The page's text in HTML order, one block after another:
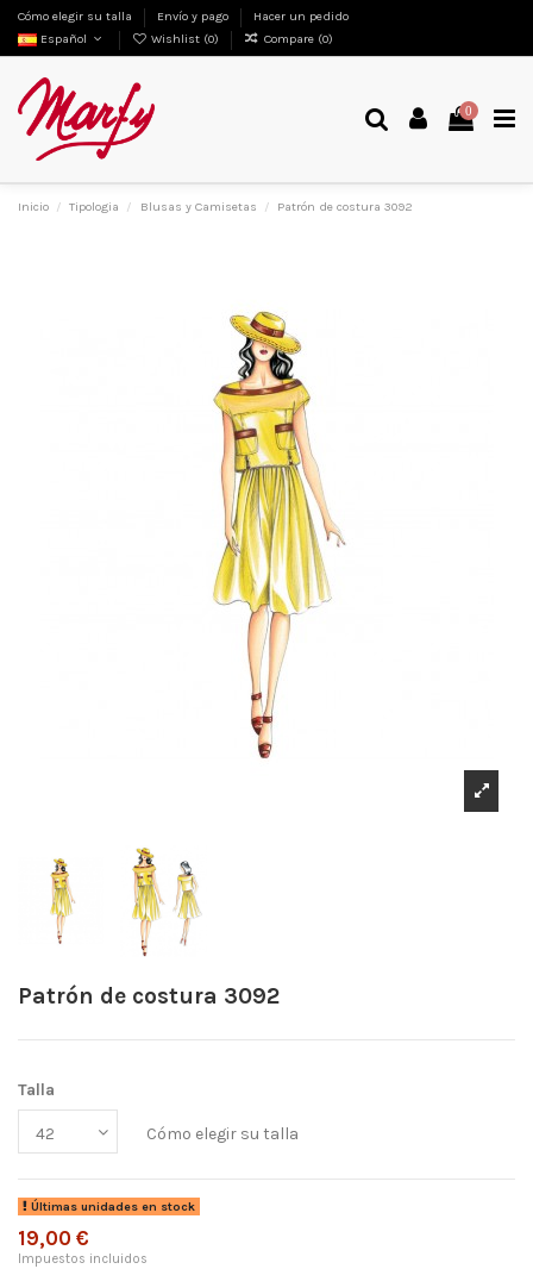
Cómo elegir su talla Envío y pago
Hacer un pedido
Español
Wishlist (0) Compare (0)
0
Inicio Tipologia Blusas y Camisetas Patrón de costura 3092
Patrón de costura 3092
Talla
Cómo elegir su talla
Últimas unidades en stock
19,00 €
Impuestos incluidos